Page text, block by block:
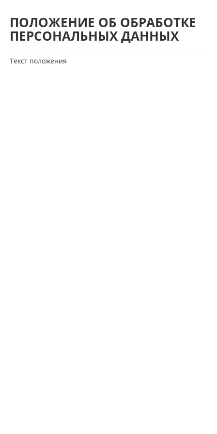
ПОЛОЖЕНИЕ ОБ ОБРАБОТКЕ
ПЕРСОНАЛЬНЫХ ДАННЫХ
Текст положения